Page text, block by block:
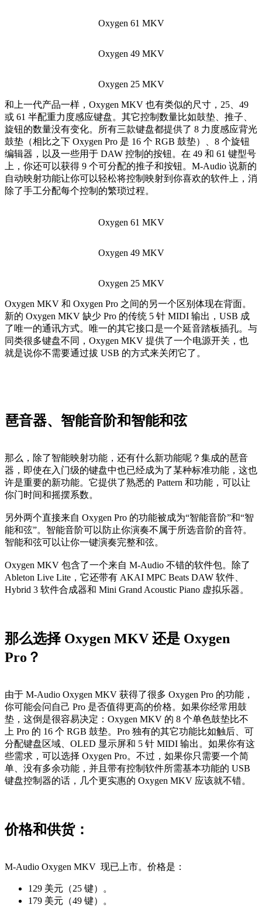
Oxygen 61 MKV
Oxygen 49 MKV
Oxygen 25 MKV
和上一代产品一样，Oxygen MKV 也有类似的尺寸，25、49
或 61 半配重力度感应键盘。其它控制数量比如鼓垫、推子、
旋钮的数量没有变化。所有三款键盘都提供了 8 力度感应背光
鼓垫（相比之下 Oxygen Pro 是 16 个 RGB 鼓垫）、8 个旋钮
编辑器，以及一些用于 DAW 控制的按钮。在 49 和 61 键型号
上，你还可以获得 9 个可分配的推子和按钮。M-Audio 说新的
自动映射功能让你可以轻松将控制映射到你喜欢的软件上，消
除了手工分配每个控制的繁琐过程。
Oxygen 61 MKV
Oxygen 49 MKV
Oxygen 25 MKV
Oxygen MKV 和 Oxygen Pro 之间的另一个区别体现在背面。
新的 Oxygen MKV 缺少 Pro 的传统 5 针 MIDI 输出，USB 成
了唯一的通讯方式。唯一的其它接口是一个延音踏板插孔。与
同类很多键盘不同，Oxygen MKV 提供了一个电源开关，也
就是说你不需要通过拔 USB 的方式来关闭它了。
琶音器、智能音阶和智能和弦
那么，除了智能映射功能，还有什么新功能呢？集成的琶音
器，即使在入门级的键盘中也已经成为了某种标准功能，这也
许是重要的新功能。它提供了熟悉的 Pattern 和功能，可以让
你门时间和摇摆系数。
另外两个直接来自 Oxygen Pro 的功能被成为“智能音阶”和“智
能和弦”。智能音阶可以防止你演奏不属于所选音阶的音符。
智能和弦可以让你一键演奏完整和弦。
Oxygen MKV 包含了一个来自 M-Audio 不错的软件包。除了
Ableton Live Lite，它还带有 AKAI MPC Beats DAW 软件、
Hybrid 3 软件合成器和 Mini Grand Acoustic Piano 虚拟乐器。
那么选择 Oxygen MKV 还是 Oxygen
Pro？
由于 M-Audio Oxygen MKV 获得了很多 Oxygen Pro 的功能，
你可能会问自己 Pro 是否值得更高的价格。如果你经常用鼓
垫，这倒是很容易决定：Oxygen MKV 的 8 个单色鼓垫比不
上 Pro 的 16 个 RGB 鼓垫。Pro 独有的其它功能比如触后、可
分配键盘区域、OLED 显示屏和 5 针 MIDI 输出。如果你有这
些需求，可以选择 Oxygen Pro。不过，如果你只需要一个简
单、没有多余功能，并且带有控制软件所需基本功能的 USB
键盘控制器的话，几个更实惠的 Oxygen MKV 应该就不错。
价格和供货：
M-Audio Oxygen MKV 现已上市。价格是：
129 美元（25 键）。
179 美元（49 键）。